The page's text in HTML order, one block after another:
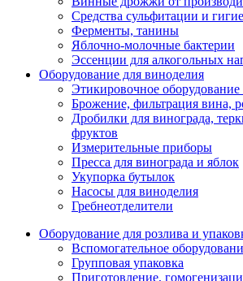
Средства сульфитации и
Ферменты, танины
Яблочно-молочные бактерии
Эссенции для алкогольных
Оборудование для виноделия
Этикировочное оборудование
Брожение, фильтрация вина,
Дробилки для винограда,
фруктов
Измерительные приборы
Пресса для винограда и яблок
Укупорка бутылок
Насосы для виноделия
Гребнеотделители
Оборудование для розлива и
Вспомогательное
Групповая упаковка
Приготовление,